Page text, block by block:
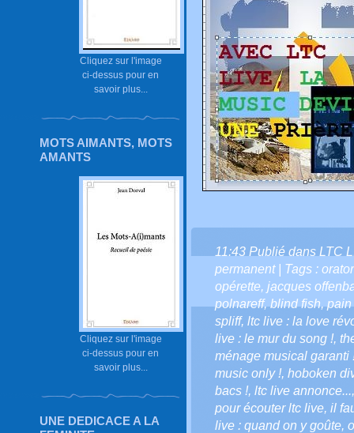
Cliquez sur l'image
ci-dessus pour en
savoir plus...
MOTS AIMANTS, MOTS
AMANTS
Cliquez sur l'image
ci-dessus pour en
savoir plus...
UNE DEDICACE A LA
11:43 Publié dans LTC
permanent| Tags :
opérette, jacques
polnareff,blind fish,pain
spliff, ltc live : la love
live : le mur du song !,
ménage musical garanti
music only !, hoboken
bacs !, ltc live annonce...
pour écouter ltc live, il
live : quand on y goûte,